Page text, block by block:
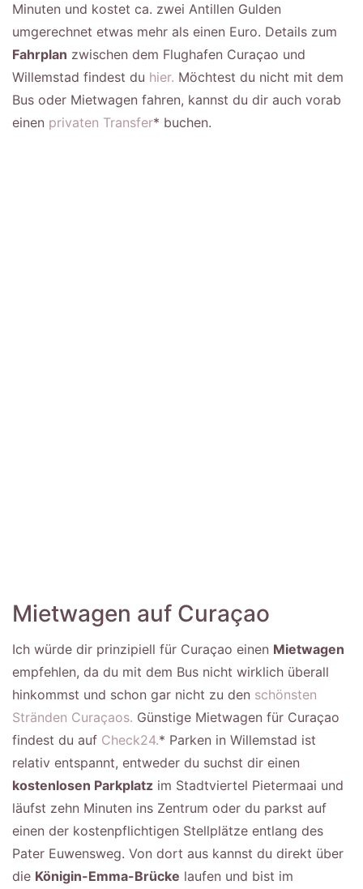
Minuten und kostet ca. zwei Antillen Gulden
umgerechnet etwas mehr als einen Euro. Details zum
Fahrplan zwischen dem Flughafen Curaçao und
Willemstad findest du hier. Möchtest du nicht mit dem
Bus oder Mietwagen fahren, kannst du dir auch vorab
einen privaten Transfer* buchen.
Mietwagen auf Curaçao
Ich würde dir prinzipiell für Curaçao einen Mietwagen
empfehlen, da du mit dem Bus nicht wirklich überall
hinkommst und schon gar nicht zu den schönsten
Stränden Curaçaos. Günstige Mietwagen für Curaçao
findest du auf Check24.* Parken in Willemstad ist
relativ entspannt, entweder du suchst dir einen
kostenlosen Parkplatz im Stadtviertel Pietermaai und
läufst zehn Minuten ins Zentrum oder du parkst auf
einen der kostenpflichtigen Stellplätze entlang des
Pater Euwensweg. Von dort aus kannst du direkt über
die Königin-Emma-Brücke laufen und bist im